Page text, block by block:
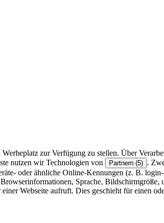
zur Verfügung zu stellen. Über
nutzen wir Technologien von Partnern (5) .
oder ähnliche Online-Kennungen (z. B.
Sprache, Bildschirmgröße,
Webseite aufruft. Dies geschieht für einen